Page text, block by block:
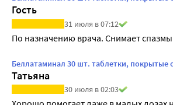
Гость
31 июля в 07:12
По назначению врача. Снимает
Беллатаминал 30 шт. таблетки, покрытые
Татьяна
30 июля в 02:03